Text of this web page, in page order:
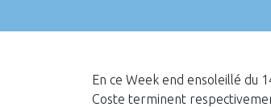
En ce Week end ensoleillé du
Coste terminent